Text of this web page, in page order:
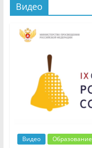
Видео
Видео Образование